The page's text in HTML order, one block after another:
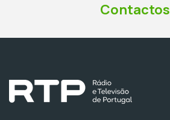
Contactos